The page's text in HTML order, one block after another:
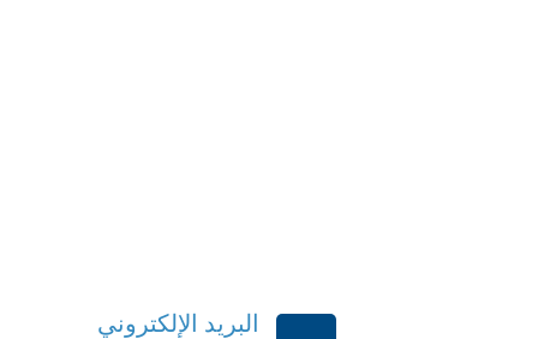
البريد الإلكتروني